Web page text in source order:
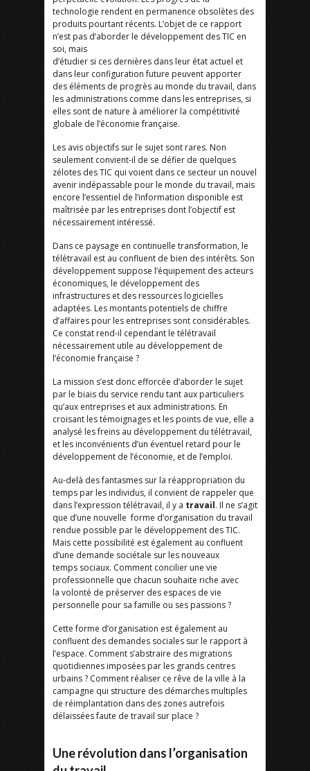
technologie rendent en permanence obsolètes des
produits pourtant récents. L’objet de ce rapport
n’est pas d’aborder le développement des TIC en
soi, mais
d’étudier si ces dernières dans leur état actuel et
dans leur configuration future peuvent apporter
des éléments de progrès au monde du travail, dans
les administrations comme dans les entreprises, si
elles sont de nature à améliorer la compétitivité
globale de l’économie française.
Les avis objectifs sur le sujet sont rares. Non
seulement convient-il de se défier de quelques
zélotes des TIC qui voient dans ce secteur un nouvel
avenir indépassable pour le monde du travail, mais
encore l’essentiel de l’information disponible est
maîtrisée par les entreprises dont l’objectif est
nécessairement intéressé.
Dans ce paysage en continuelle transformation, le
télétravail est au confluent de bien des intérêts. Son
développement suppose l’équipement des acteurs
économiques, le développement des
infrastructures et des ressources logicielles
adaptées. Les montants potentiels de chiffre
d’affaires pour les entreprises sont considérables.
Ce constat rend-il cependant le télétravail
nécessairement utile au développement de
l’économie française ?
La mission s’est donc efforcée d’aborder le sujet
par le biais du service rendu tant aux particuliers
qu’aux entreprises et aux administrations. En
croisant les témoignages et les points de vue, elle a
analysé les freins au développement du télétravail,
et les inconvénients d’un éventuel retard pour le
développement de l’économie, et de l’emploi.
Au-delà des fantasmes sur la réappropriation du
temps par les individus, il convient de rappeler que
dans l’expression télétravail, il y a travail. Il ne s’agit
que d’une nouvelle forme d’organisation du travail
rendue possible par le développement des TIC.
Mais cette possibilité est également au confluent
d’une demande sociétale sur les nouveaux
temps sociaux. Comment concilier une vie
professionnelle que chacun souhaite riche avec
la volonté de préserver des espaces de vie
personnelle pour sa famille ou ses passions ?
Cette forme d’organisation est également au
confluent des demandes sociales sur le rapport à
l’espace. Comment s’abstraire des migrations
quotidiennes imposées par les grands centres
urbains ? Comment réaliser ce rêve de la ville à la
campagne qui structure des démarches multiples
de réimplantation dans des zones autrefois
délaissées faute de travail sur place ?
Une révolution dans l’organisation